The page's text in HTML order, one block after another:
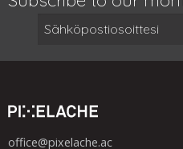
office@pixelache.ac